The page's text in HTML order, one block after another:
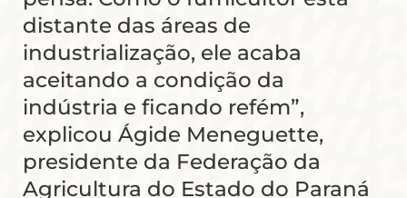
distante das áreas de
industrialização, ele acaba
aceitando a condição da
indústria e ficando refém”,
explicou Ágide Meneguette,
presidente da Federação da
Agricultura do Estado do Paraná